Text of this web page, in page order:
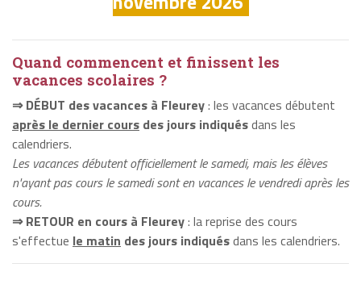
Quand commencent et finissent les
vacances scolaires ?
⇒ DÉBUT des vacances à Fleurey: les vacances débutent
après le dernier cours des jours indiquésdans les
calendriers.
Les vacances débutent officiellement le samedi, mais les élèves
n'ayant pas cours le samedi sont en vacances le vendredi après les
cours.
⇒ RETOUR en cours à Fleurey: la reprise des cours
s'effectue le matin des jours indiquésdans les calendriers.